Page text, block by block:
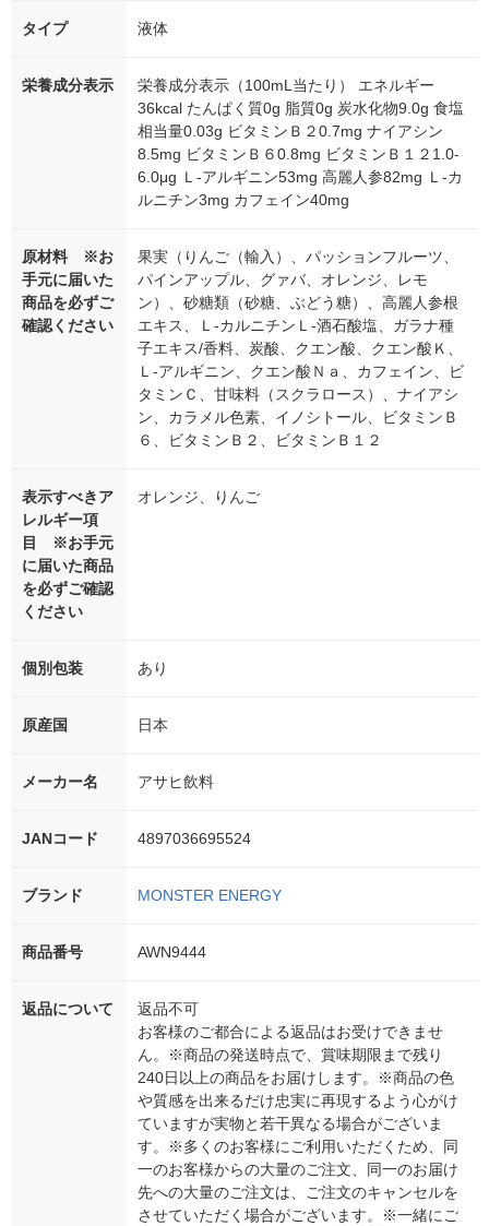
タイプ 液体
栄養成分表示
栄養成分表示（100mL当たり） エネルギー
36kcal たんぱく質0g 脂質0g 炭水化物9.0g 食塩
相当量0.03g ビタミンＢ２0.7mg ナイアシン
8.5mg ビタミンＢ６0.8mg ビタミンＢ１２1.0-
6.0μg Ｌ-アルギニン53mg 高麗人参82mg Ｌ-カ
ルニチン3mg カフェイン40mg
原材料 ※お
手元に届いた
商品を必ずご
確認ください
果実（りんご（輸入）、パッションフルーツ、
パインアップル、グァバ、オレンジ、レモ
ン）、砂糖類（砂糖、ぶどう糖）、高麗人参根
エキス、Ｌ-カルニチンＬ-酒石酸塩、ガラナ種
子エキス/香料、炭酸、クエン酸、クエン酸Ｋ、
Ｌ-アルギニン、クエン酸Ｎａ、カフェイン、ビ
タミンＣ、甘味料（スクラロース）、ナイアシ
ン、カラメル色素、イノシトール、ビタミンＢ
６、ビタミンＢ２、ビタミンＢ１２
表示すべきア
レルギー項
目 ※お手元
に届いた商品
を必ずご確認
ください
オレンジ、りんご
個別包装 あり
原産国 日本
メーカー名 アサヒ飲料
JANコード 4897036695524
ブランド MONSTER ENERGY
商品番号 AWN9444
返品について
返品不可
お客様のご都合による返品はお受けできませ
ん。※商品の発送時点で、賞味期限まで残り
240日以上の商品をお届けします。※商品の色
や質感を出来るだけ忠実に再現するよう心がけ
ていますが実物と若干異なる場合がございま
す。※多くのお客様にご利用いただくため、同
一のお客様からの大量のご注文、同一のお届け
先への大量のご注文は、ご注文のキャンセルを
させていただく場合がございます。※一緒にご